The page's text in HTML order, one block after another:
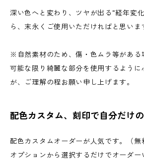
深い色へと変わり、ツヤが出る"経年変
ら、末永くご使用いただければと思いま
※自然素材のため、傷・色ムラ等がある
可能な限り綺麗な部分を使用するように
が、ご理解の程お願い申し上げます。
配色カスタム、刻印で自分だけの
配色カスタムオーダーが人気です。（無
オプションから選択するだけでオーダー